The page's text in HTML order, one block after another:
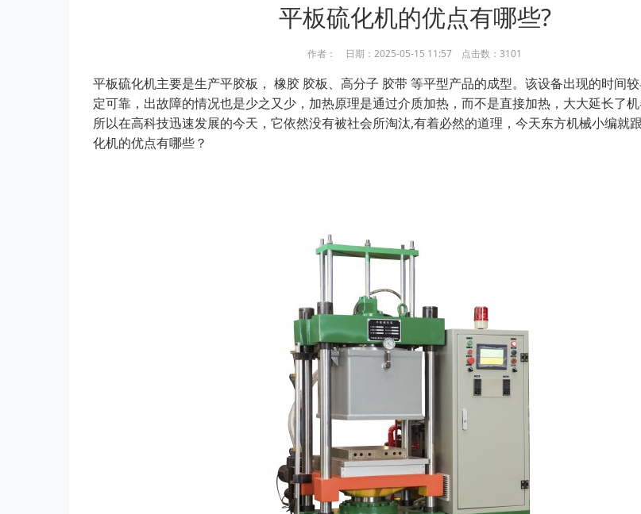
平板硫化机的优点有哪些?
作者： 日期：2025-05-15 11:57 点击数：3101
平板硫化机主要是生产平胶板， 橡胶 胶板、高分子 胶带 等平型产品的成型。该设备出现的时间
定可靠，出故障的情况也是少之又少，加热原理是通过介质加热，而不是直接加热，大大延长了机
所以在高科技迅速发展的今天，它依然没有被社会所淘汰,有着必然的道理，今天东方机械小编就
化机的优点有哪些？